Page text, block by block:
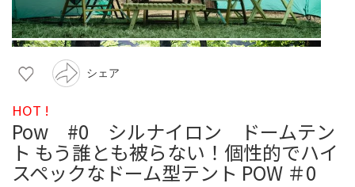
シェア
HOT !
Pow #0 シルナイロン ドームテン
ト もう誰とも被らない！個性的でハイ
スペックなドーム型テント POW ＃0